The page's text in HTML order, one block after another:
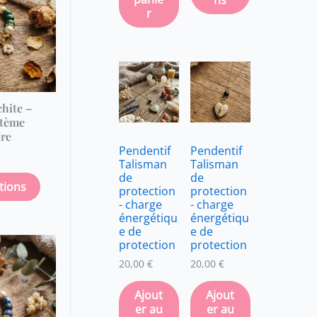
–
variations.
Les
options
peuvent
être
du
Ce
produit
a
plusieurs
r
Pendentif
Talisman
de
protection
- charge
énergétiqu
e de
protection
20,00 €
Ajout
er au
Pendentif
Talisman
de
protection
- charge
énergétiqu
e de
protection
20,00 €
Ajout
er au